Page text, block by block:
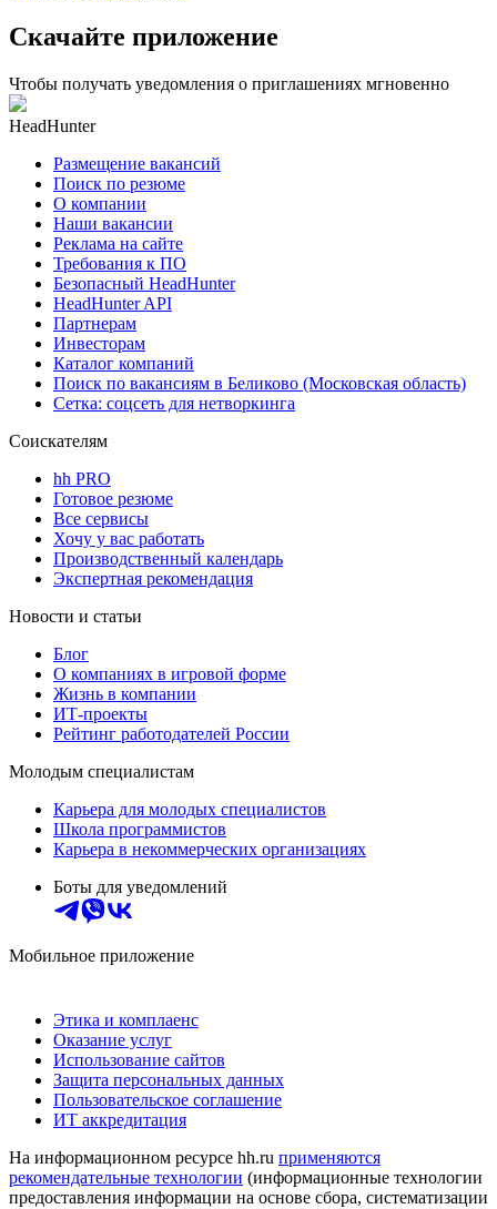
Скачайте приложение
Чтобы получать уведомления о приглашениях мгновенно
HeadHunter
Размещение вакансий
Поиск по резюме
О компании
Наши вакансии
Реклама на сайте
Требования к ПО
Безопасный HeadHunter
HeadHunter API
Партнерам
Инвесторам
Каталог компаний
Поиск по вакансиям в Беликово (Московская область)
Сетка: соцсеть для нетворкинга
Соискателям
hh PRO
Готовое резюме
Все сервисы
Хочу у вас работать
Производственный календарь
Экспертная рекомендация
Новости и статьи
Блог
О компаниях в игровой форме
Жизнь в компании
ИТ-проекты
Рейтинг работодателей России
Молодым специалистам
Карьера для молодых специалистов
Школа программистов
Карьера в некоммерческих организациях
Боты для уведомлений
Мобильное приложение
Этика и комплаенс
Оказание услуг
Использование сайтов
Защита персональных данных
Пользовательское соглашение
ИТ аккредитация
На информационном ресурсе hh.ru применяются
рекомендательные технологии (информационные технологии
предоставления информации на основе сбора, систематизации